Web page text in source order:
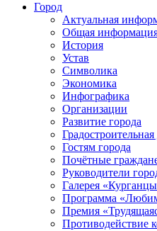
Город
Актуальная
Общая
История
Устав
Символика
Экономика
Инфографика
Организации
Развитие города
Градостроительная
Гостям города
Почётные
Руководители
Галерея
Программа
Премия
Противодействие